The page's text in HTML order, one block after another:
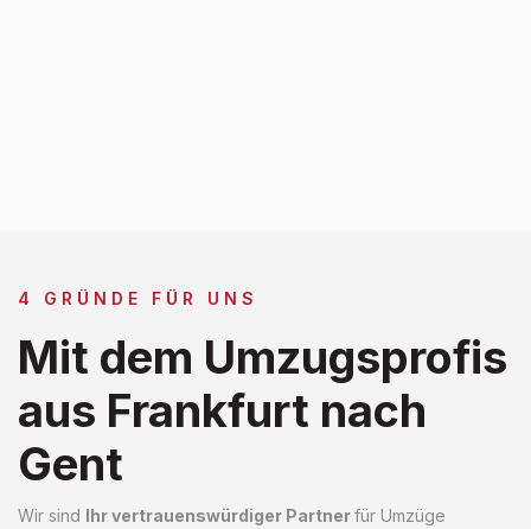
4 GRÜNDE FÜR UNS
Mit dem Umzugsprofis
aus Frankfurt nach
Gent
Wir sind Ihr vertrauenswürdiger Partnerfür Umzüge